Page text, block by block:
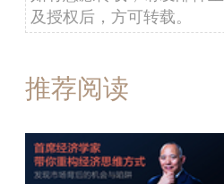
及授权后，方可转载。
推荐阅读